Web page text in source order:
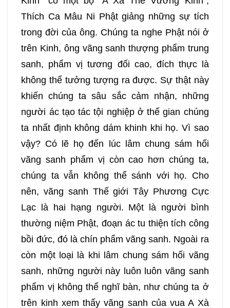
Thích Ca Mâu Ni Phật giảng những sự tích
trong đời của ông. Chúng ta nghe Phật nói ở
trên Kinh, ông vãng sanh thượng phẩm trung
sanh, phẩm vị tương đối cao, đích thực là
không thể tưởng tượng ra được. Sự thật này
khiến chúng ta sâu sắc cảm nhận, những
người ác tạo tác tội nghiệp ở thế gian chúng
ta nhất định không dám khinh khi họ. Vì sao
vậy? Có lẽ họ đến lúc lâm chung sám hối
vãng sanh phẩm vị còn cao hơn chúng ta,
chúng ta vẫn không thể sánh với họ. Cho
nên, vãng sanh Thế giới Tây Phương Cực
Lạc là hai hạng người. Một là người bình
thường niệm Phật, đoạn ác tu thiện tích công
bồi đức, đó là chín phẩm vãng sanh. Ngoài ra
còn một loại là khi lâm chung sám hối vãng
sanh, những người này luôn luôn vãng sanh
phẩm vị không thể nghĩ bàn, như chúng ta ở
trên kinh xem thấy vãng sanh của vua A Xà